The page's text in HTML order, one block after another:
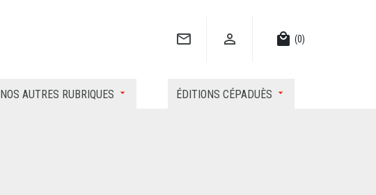
  local_mall (0)
NOS AUTRES RUBRIQUES ÉDITIONS CÉPADUÈS